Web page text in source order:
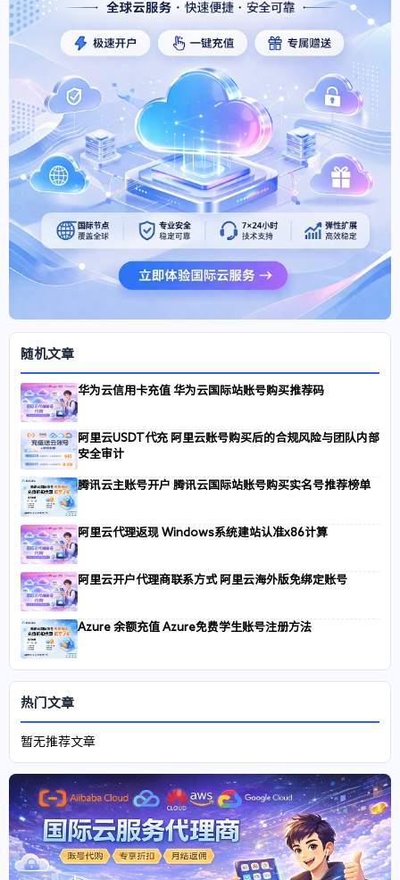
随机文章
华为云信用卡充值 华为云国际站账号购买推荐码
阿里云USDT代充 阿里云账号购买后的合规风险与团队内部
安全审计
腾讯云主账号开户 腾讯云国际站账号购买实名号推荐榜单
阿里云代理返现 Windows系统建站认准x86计算
阿里云开户代理商联系方式 阿里云海外版免绑定账号
Azure 余额充值 Azure免费学生账号注册方法
热门文章
暂无推荐文章